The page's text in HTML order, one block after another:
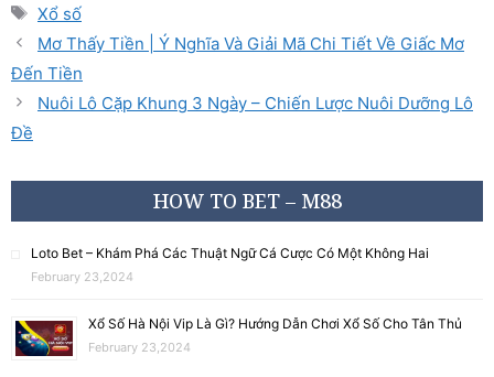
Xổ số
Mơ Thấy Tiền | Ý Nghĩa Và Giải Mã Chi Tiết Về Giấc Mơ
Đến Tiền
Nuôi Lô Cặp Khung 3 Ngày – Chiến Lược Nuôi Dưỡng Lô
Đề
HOW TO BET – M88
Loto Bet – Khám Phá Các Thuật Ngữ Cá Cược Có Một Không Hai
February 23,2024
Xổ Số Hà Nội Vip Là Gì? Hướng Dẫn Chơi Xổ Số Cho Tân Thủ
February 23,2024